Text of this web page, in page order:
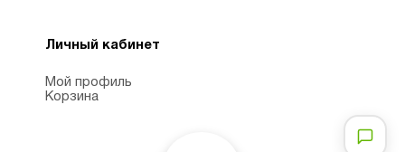
Личный кабинет
Мой профиль
Корзина